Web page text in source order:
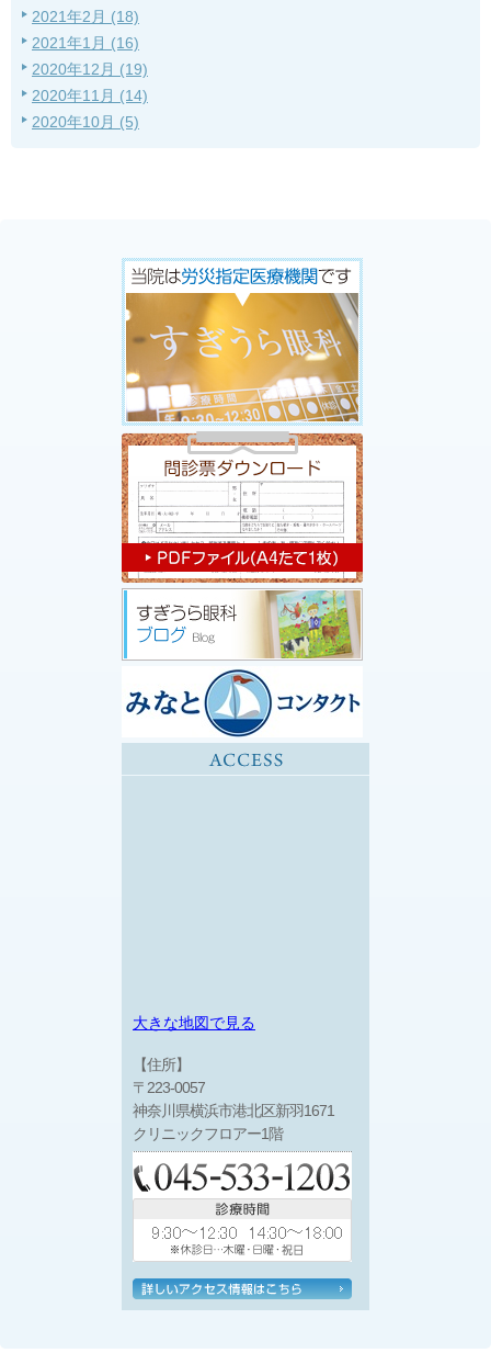
2021年2月 (18)
2021年1月 (16)
2020年12月 (19)
2020年11月 (14)
2020年10月 (5)
大きな地図で見る
【住所】
〒223-0057
神奈川県横浜市港北区新羽1671
クリニックフロアー1階